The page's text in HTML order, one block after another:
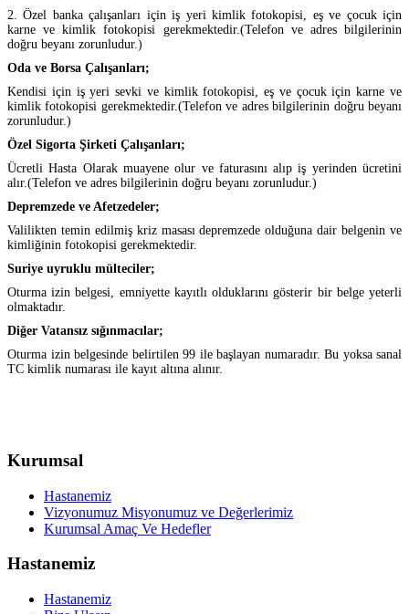
2. Özel banka çalışanları için iş yeri kimlik fotokopisi, eş ve çocuk için
karne ve kimlik fotokopisi gerekmektedir.(Telefon ve adres bilgilerinin
doğru beyanı zorunludur.)
Oda ve Borsa Çalışanları;
Kendisi için iş yeri sevki ve kimlik fotokopisi, eş ve çocuk için karne ve
kimlik fotokopisi gerekmektedir.(Telefon ve adres bilgilerinin doğru beyanı
zorunludur.)
Özel Sigorta Şirketi Çalışanları;
Ücretli Hasta Olarak muayene olur ve faturasını alıp iş yerinden ücretini
alır.(Telefon ve adres bilgilerinin doğru beyanı zorunludur.)
Depremzede ve Afetzedeler;
Valilikten temin edilmiş kriz masası depremzede olduğuna dair belgenin ve
kimliğinin fotokopisi gerekmektedir.
Suriye uyruklu mülteciler;
Oturma izin belgesi, emniyette kayıtlı olduklarını gösterir bir belge yeterli
olmaktadır.
Diğer Vatansız sığınmacılar;
Oturma izin belgesinde belirtilen 99 ile başlayan numaradır. Bu yoksa sanal
TC kimlik numarası ile kayıt altına alınır.
Kurumsal
Hastanemiz
Vizyonumuz Misyonumuz ve Değerlerimiz
Kurumsal Amaç Ve Hedefler
Hastanemiz
Hastanemiz